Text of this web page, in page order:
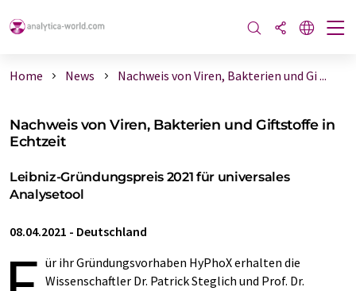
Home News Nachweis von Viren, Bakterien und Gi ...
Nachweis von Viren, Bakterien und Giftstoffe in
Echtzeit
Leibniz-Gründungspreis 2021 für universales
Analysetool
08.04.2021 - Deutschland
ür ihr Gründungsvorhaben HyPhoX erhalten die
Wissenschaftler Dr. Patrick Steglich und Prof. Dr.